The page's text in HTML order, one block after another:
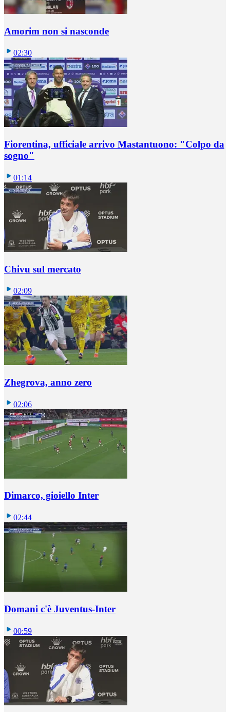
Amorim non si nasconde
02:30
Fiorentina, ufficiale arrivo Mastantuono: "Colpo da
sogno"
01:14
Chivu sul mercato
02:09
Zhegrova, anno zero
02:06
Dimarco, gioiello Inter
02:44
Domani c'è Juventus-Inter
00:59